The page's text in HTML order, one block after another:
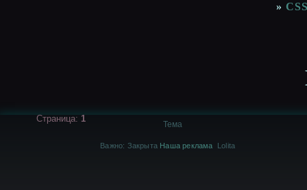
»
Страница: 1
Тема
Важно: Закрыта Наша реклама Lolita